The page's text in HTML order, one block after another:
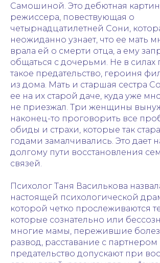
Самошиной. Это дебютная
режиссера, повествующая о
четырнадцатилетней Сони,
неожиданно узнает, что ее мать
врала ей о смерти отца, а ему
общаться с дочерьми. Не в силах
такое предательство, героиня
из дома. Мать и старшая сестра
ее на их старой даче, куда уже
не приезжал. Три женщины
наконец-то проговорить все
обиды и страхи, которые так
годами замалчивались. Это дает
долгому пути восстановления
связей.
Психолог Таня Василькова
настоящей психологической
которой четко прослеживаются
которые сознательно или
многие мамы, пережившие
развод, расставание с партнером
предательство допускают при